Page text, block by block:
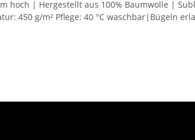
hoch | Hergestellt aus 100% Baumwolle |
450 g/m² Pflege: 40 °C waschbar|Bügeln